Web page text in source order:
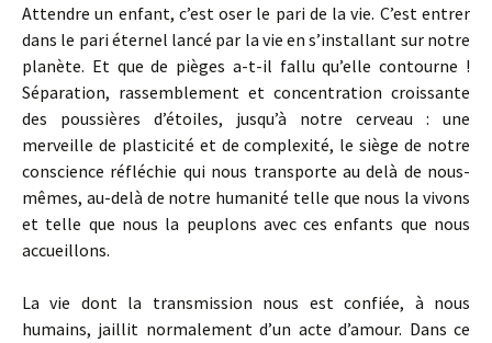
Attendre un enfant, c’est oser le pari de la vie. C’est entrer
dans le pari éternel lancé par la vie en s’installant sur notre
planète. Et que de pièges a-t-il fallu qu’elle contourne !
Séparation, rassemblement et concentration croissante
des poussières d’étoiles, jusqu’à notre cerveau : une
merveille de plasticité et de complexité, le siège de notre
conscience réfléchie qui nous transporte au delà de nous-
mêmes, au-delà de notre humanité telle que nous la vivons
et telle que nous la peuplons avec ces enfants que nous
accueillons.
La vie dont la transmission nous est confiée, à nous
humains, jaillit normalement d’un acte d’amour. Dans ce